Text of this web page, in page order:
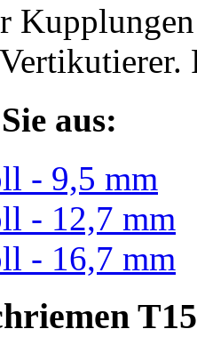
aus:
- 9,5 mm
- 12,7 mm
- 16,7 mm